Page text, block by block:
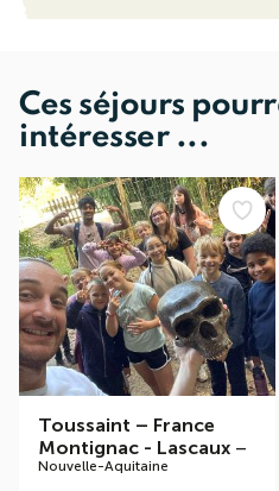
Ces séjours
intéresser ...
Toussaint – France
Montignac - Lascaux –
Nouvelle-Aquitaine